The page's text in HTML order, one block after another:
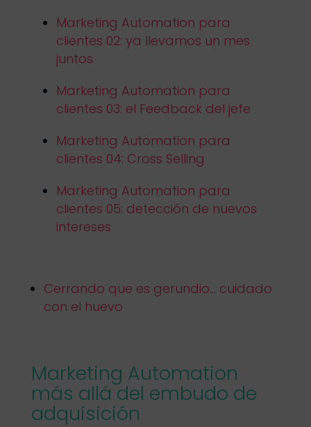
Marketing Automation para
clientes 02: ya llevamos un mes
juntos
Marketing Automation para
clientes 03: el Feedback del jefe
Marketing Automation para
clientes 04: Cross Selling
Marketing Automation para
clientes 05: detección de nuevos
intereses
Cerrando que es gerundio… cuidado
con el huevo
Marketing Automation
más allá del embudo de
adquisición